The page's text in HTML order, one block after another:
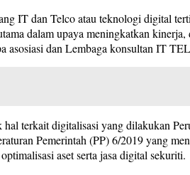
IT dan Telco atau teknologi digital
dalam upaya meningkatkan
asosiasi dan Lembaga konsultan IT
terkait digitalisasi yang dilakukan
Pemerintah (PP) 6/2019 yang
aset serta jasa digital sekuriti.